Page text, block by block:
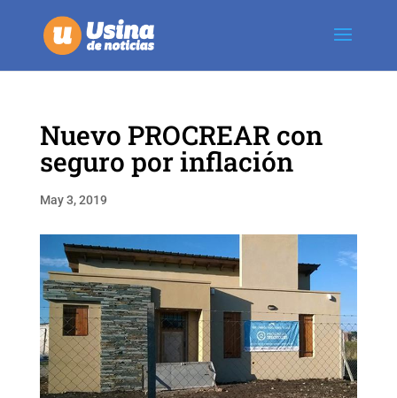
Nuevo PROCREAR con
seguro por inflación
May 3, 2019